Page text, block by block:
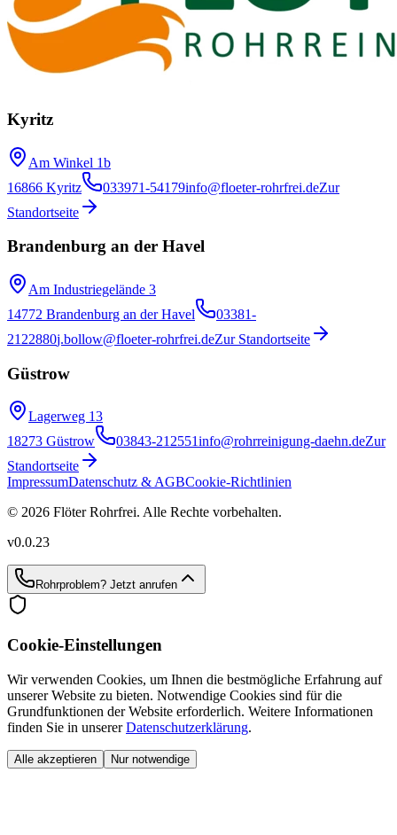
Kyritz
Am Winkel 1b
16866 Kyritz
033971-54179info@floeter-rohrfrei.deZur
Standortseite
Brandenburg an der Havel
Am Industriegelände 3
14772 Brandenburg an der Havel
03381-
2122880j.bollow@floeter-rohrfrei.deZur Standortseite
Güstrow
Lagerweg 13
18273 Güstrow
03843-212551info@rohrreinigung-daehn.deZur
Standortseite
ImpressumDatenschutz & AGBCookie-Richtlinien
© 2026 Flöter Rohrfrei. Alle Rechte vorbehalten.
v0.0.23
Rohrproblem? Jetzt anrufen
Cookie-Einstellungen
Wir verwenden Cookies, um Ihnen die bestmögliche Erfahrung auf
unserer Website zu bieten. Notwendige Cookies sind für die
Grundfunktionen der Website erforderlich. Weitere Informationen
finden Sie in unserer Datenschutzerklärung.
Alle akzeptieren Nur notwendige